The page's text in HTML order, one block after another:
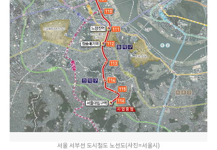
서울 서부선 도시철도 노선도(사진=서울시)